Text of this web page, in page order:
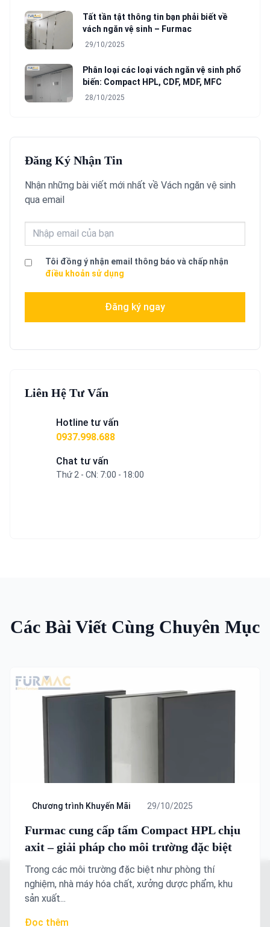
Tất tần tật thông tin bạn phải biết về
vách ngăn vệ sinh – Furmac
29/10/2025
Phân loại các loại vách ngăn vệ sinh phổ
biến: Compact HPL, CDF, MDF, MFC
28/10/2025
Đăng Ký Nhận Tin
Nhận những bài viết mới nhất về Vách ngăn vệ sinh
qua email
Tôi đồng ý nhận email thông báo và chấp nhận
điều khoản sử dụng
Đăng ký ngay
Liên Hệ Tư Vấn
Hotline tư vấn
0937.998.688
Chat tư vấn
Thứ 2 - CN: 7:00 - 18:00
Các Bài Viết Cùng Chuyên Mục
Chương trình Khuyến Mãi 29/10/2025
Furmac cung cấp tấm Compact HPL chịu
axit – giải pháp cho môi trường đặc biệt
Trong các môi trường đặc biệt như phòng thí
nghiệm, nhà máy hóa chất, xưởng dược phẩm, khu
sản xuất...
Đọc thêm